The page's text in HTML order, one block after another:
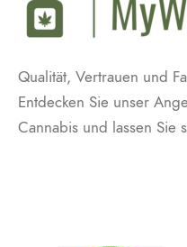
Qualität, Vertrauen und
Entdecken Sie unser
Cannabis und lassen Sie